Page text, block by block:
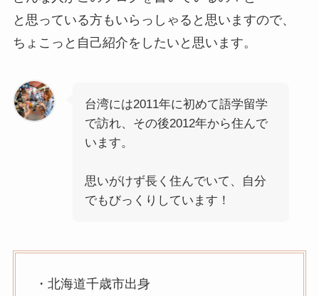
と思っている方もいらっしゃると思いますので、
ちょこっと自己紹介をしたいと思います。
台湾には2011年に初めて語学留学
で訪れ、その後2012年から住んで
います。
思いがけず長く住んでいて、自分
でもびっくりしています！
・北海道千歳市出身